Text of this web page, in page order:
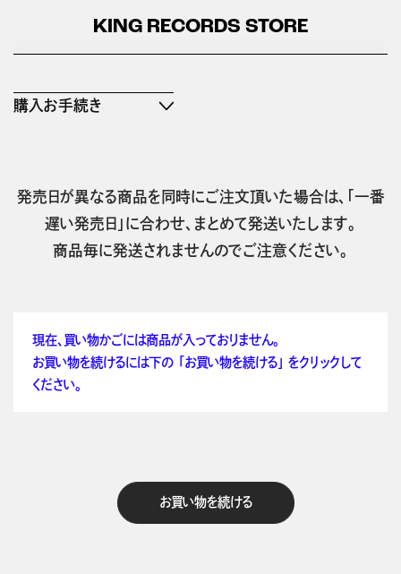
KING RECORDS STORE
購入お手続き
発売日が異なる商品を同時にご注文頂いた場合は、「一番
遅い発売日」に合わせ、まとめて発送いたします。
商品毎に発送されませんのでご注意ください。
現在、買い物かごには商品が入っておりません。
お買い物を続けるには下の 「お買い物を続ける」 をクリックして
ください。
お買い物を続ける